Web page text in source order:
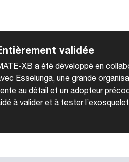
validée
XB a été développé en
Esselunga, une grande
au détail et un adopteur
à valider et à tester